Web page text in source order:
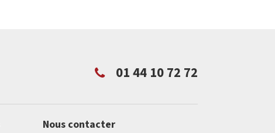
01 44 10 72 72
Nous contacter